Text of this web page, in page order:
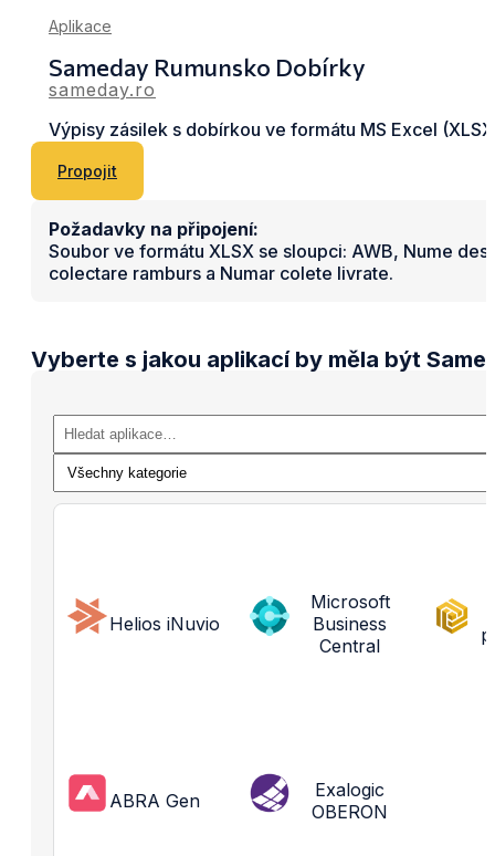
Aplikace
Sameday Rumunsko Dobírky
sameday.ro
Výpisy zásilek s dobírkou ve formátu MS Excel
Propojit
Požadavky na připojení:
Soubor ve formátu XLSX se sloupci: AWB, Nume
colectare ramburs a Numar colete livrate.
Vyberte s jakou aplikací by měla být
Helios iNuvio
Microsoft
Business
Central
ABRA Gen
Exalogic
OBERON